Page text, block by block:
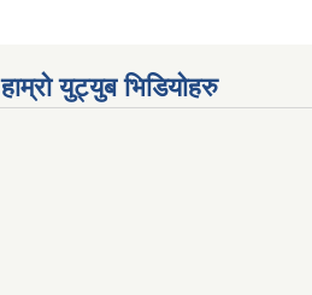
हाम्रो युट्युब भिडियोहरु